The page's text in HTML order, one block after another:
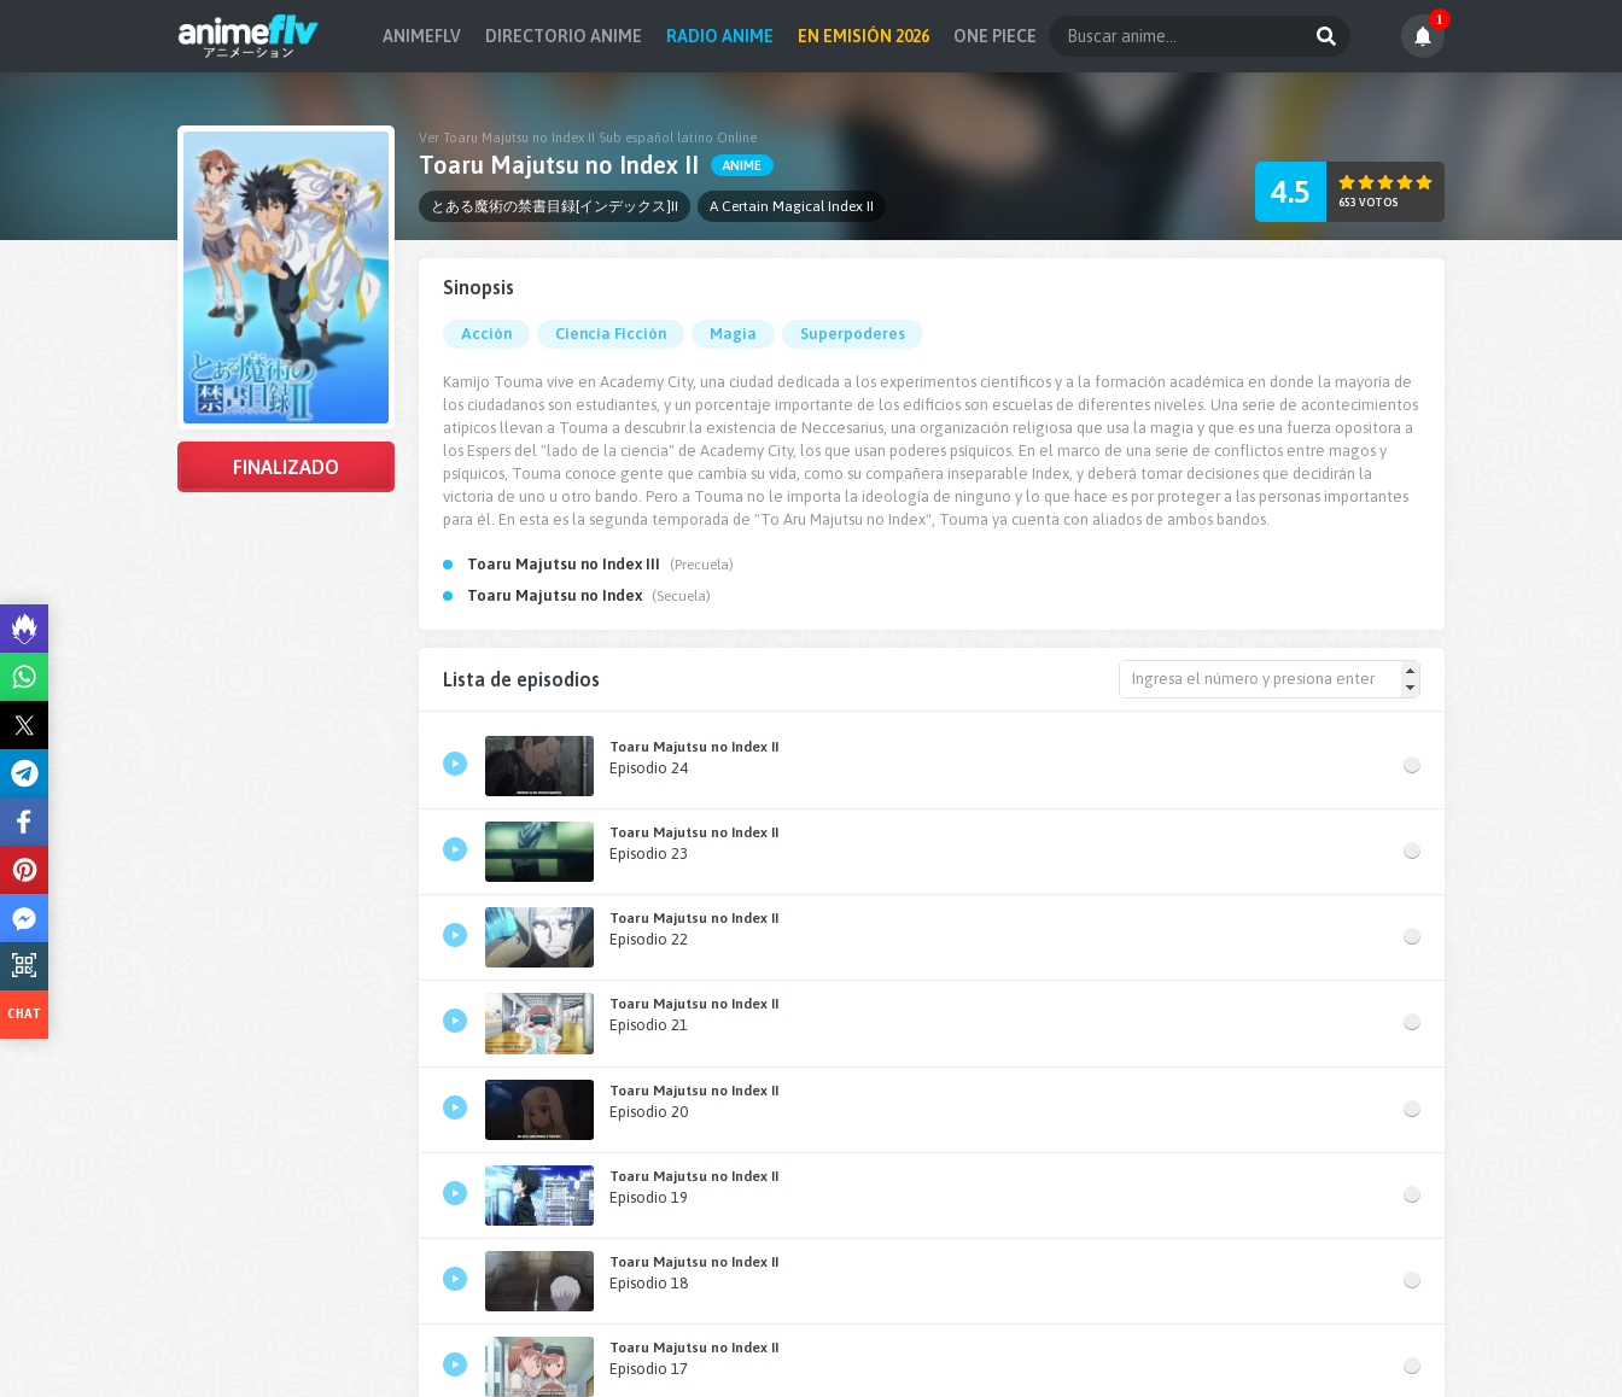
ANIMEFLV DIRECTORIO ANIME RADIO ANIME EN EMISIÓN 2026 ONE PIECE
1
Ver Toaru Majutsu no Index II Sub español latino Online
Toaru Majutsu no Index II ANIME
とある魔術の禁書目録[インデックス]II A Certain Magical Index II 4.5 653 VOTOS
FINALIZADO
Sinopsis
Acción Ciencia Ficción Magia Superpoderes
Kamijo Touma vive en Academy City, una ciudad dedicada a los experimentos científicos y a la formación académica en donde la mayoría de
los ciudadanos son estudiantes, y un porcentaje importante de los edificios son escuelas de diferentes niveles. Una serie de acontecimientos
atípicos llevan a Touma a descubrir la existencia de Neccesarius, una organización religiosa que usa la magia y que es una fuerza opositora a
los Espers del "lado de la ciencia" de Academy City, los que usan poderes psíquicos. En el marco de una serie de conflictos entre magos y
psíquicos, Touma conoce gente que cambia su vida, como su compañera inseparable Index, y deberá tomar decisiones que decidirán la
victoria de uno u otro bando. Pero a Touma no le importa la ideología de ninguno y lo que hace es por proteger a las personas importantes
para él. En esta es la segunda temporada de "To Aru Majutsu no Index", Touma ya cuenta con aliados de ambos bandos.
Toaru Majutsu no Index III (Precuela)
Toaru Majutsu no Index (Secuela)
Lista de episodios
Toaru Majutsu no Index II
Episodio 24
Toaru Majutsu no Index II
Episodio 23
Toaru Majutsu no Index II
Episodio 22
Toaru Majutsu no Index II
Episodio 21
Toaru Majutsu no Index II
Episodio 20
Toaru Majutsu no Index II
Episodio 19
Toaru Majutsu no Index II
Episodio 18
Toaru Majutsu no Index II
Episodio 17